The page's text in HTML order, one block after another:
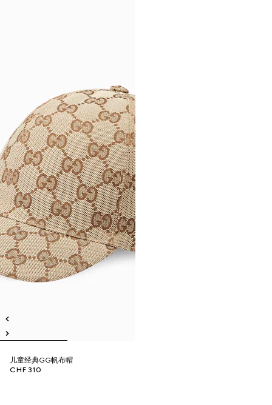
儿童经典GG帆布帽
CHF 310